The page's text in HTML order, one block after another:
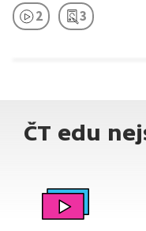
2 3
ČT edu